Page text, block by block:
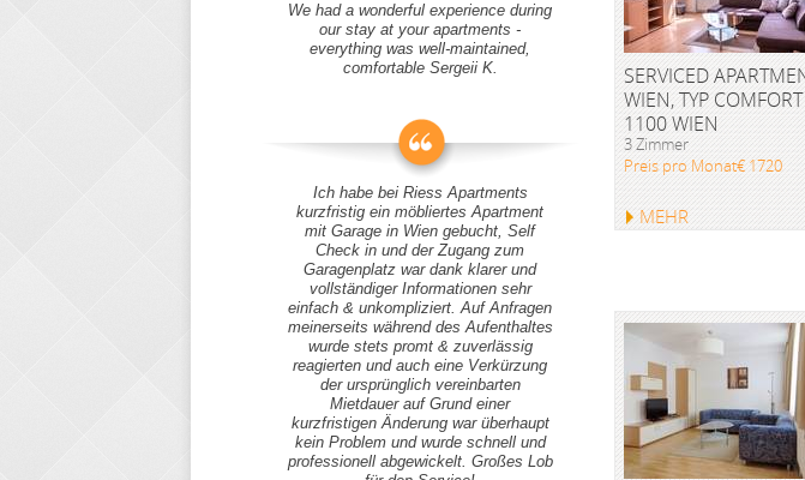
SERVICED
WIEN, TYP
1100 WIEN
3 Zimmer
Preis pro Monat€ 1720
MEHR
We had a wonderful experience during
our stay at your apartments -
everything was well-maintained,
comfortable Sergeii K.
Ich habe bei Riess Apartments
kurzfristig ein möbliertes Apartment
mit Garage in Wien gebucht, Self
Check in und der Zugang zum
Garagenplatz war dank klarer und
vollständiger Informationen sehr
einfach & unkompliziert. Auf Anfragen
meinerseits während des Aufenthaltes
wurde stets promt & zuverlässig
reagierten und auch eine Verkürzung
der ursprünglich vereinbarten
Mietdauer auf Grund einer
kurzfristigen Änderung war überhaupt
kein Problem und wurde schnell und
professionell abgewickelt. Großes Lob